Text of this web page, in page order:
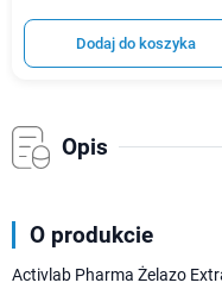
Dodaj do koszyka
Opis
O produkcie
Activlab Pharma Żelazo